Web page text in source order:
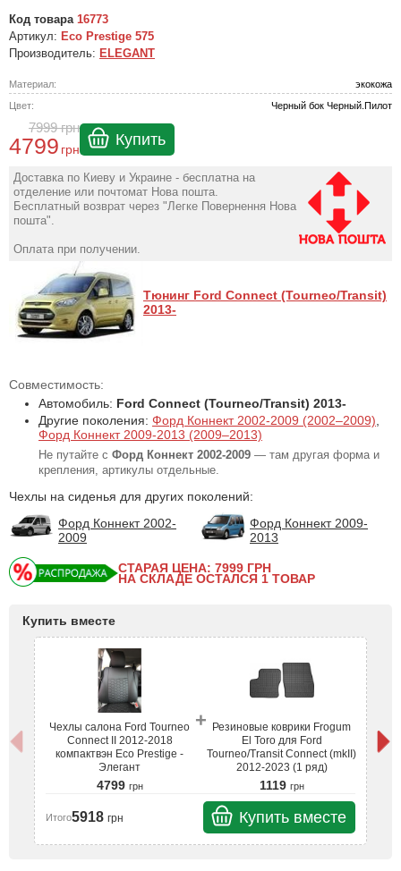
Код товара 16773
Артикул: Eco Prestige 575
Производитель: ELEGANT
Материал:
экокожа
Цвет:
Черный бок Черный.Пилот
7999грн
4799 грн
Купить
Доставка по Киеву и Украине - бесплатна на
отделение или почтомат Нова пошта.
Бесплатный возврат через "Легке Повернення Нова
пошта".
Оплата при получении.
Тюнинг Ford Connect (Tourneo/Transit)
2013-
Совместимость:
Автомобиль: Ford Connect (Tourneo/Transit) 2013-
Другие поколения: Форд Коннект 2002-2009 (2002–2009)
Форд Коннект 2009-2013 (2009–2013)
Не путайте с Форд Коннект 2002-2009 — там другая форма и
крепления, артикулы отдельные.
Чехлы на сиденья для других поколений:
Форд Коннект 2002-
2009
Форд Коннект 2009-
2013
СТАРАЯ ЦЕНА: 7999 ГРН
НА СКЛАДЕ ОСТАЛСЯ 1 ТОВАР
Купить вместе
Чехлы салона Ford Tourneo
Connect II 2012-2018
компактвэн Eco Prestige -
Элегант
4799 грн
+
Резиновые коврики Frogum
El Toro для Ford
Tourneo/Transit Connect (mkII)
2012-2023 (1 ряд)
1119 грн
Итого5918 грн Купить вместе